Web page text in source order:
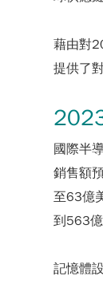
藉由對
提供了
國際半
銷售額
至63億
到563
記憶體